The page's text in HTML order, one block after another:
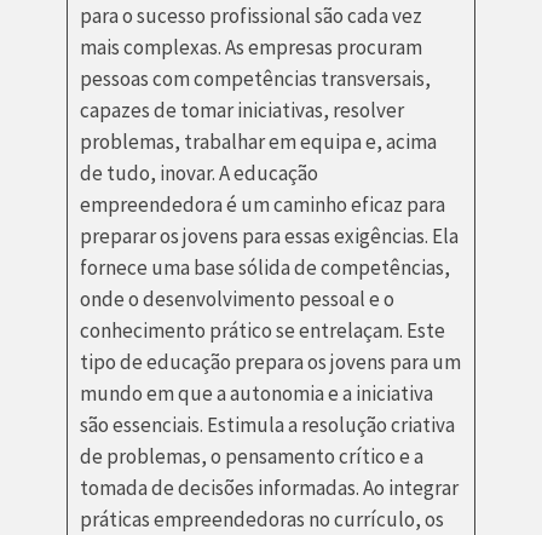
para o sucesso profissional são cada vez
mais complexas. As empresas procuram
pessoas com competências transversais,
capazes de tomar iniciativas, resolver
problemas, trabalhar em equipa e, acima
de tudo, inovar. A educação
empreendedora é um caminho eficaz para
preparar os jovens para essas exigências. Ela
fornece uma base sólida de competências,
onde o desenvolvimento pessoal e o
conhecimento prático se entrelaçam. Este
tipo de educação prepara os jovens para um
mundo em que a autonomia e a iniciativa
são essenciais. Estimula a resolução criativa
de problemas, o pensamento crítico e a
tomada de decisões informadas. Ao integrar
práticas empreendedoras no currículo, os